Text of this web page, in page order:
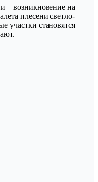
– возникновение на
плесени светло-
участки становятся